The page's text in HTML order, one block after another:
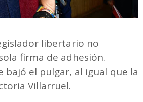
libertario no
firma de adhesión.
bajó el pulgar, al igual que la
Villarruel.